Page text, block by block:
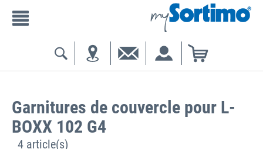
Garnitures de couvercle pour L-
BOXX 102 G4
4 article(s)